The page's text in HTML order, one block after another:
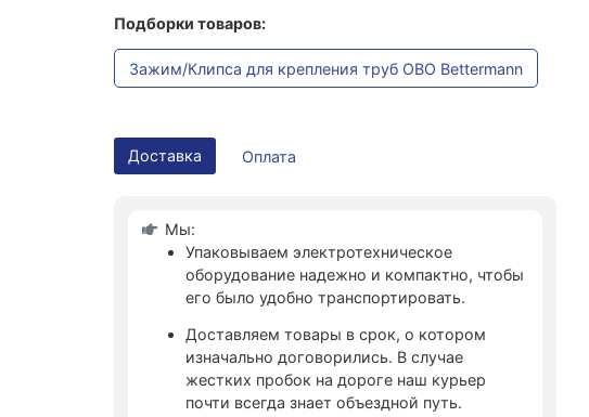
Подборки товаров:
Зажим/Клипса для крепления труб OBO Bettermann
Доставка Оплата
Мы:
Упаковываем электротехническое
оборудование надежно и компактно, чтобы
его было удобно транспортировать.
Доставляем товары в срок, о котором
изначально договорились. В случае
жестких пробок на дороге наш курьер
почти всегда знает объездной путь.